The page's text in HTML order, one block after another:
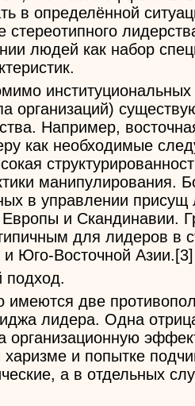
в определённой
стереотипного
людей как набор
организаций)
Например,
как необходимые
манипулирования.
в управлении
и Скандинавии.
для лидеров в
Юго-Восточной Азии.[3]
подход.
имеются две
лидера. Одна
организационную
харизме и попытке
а в отдельных